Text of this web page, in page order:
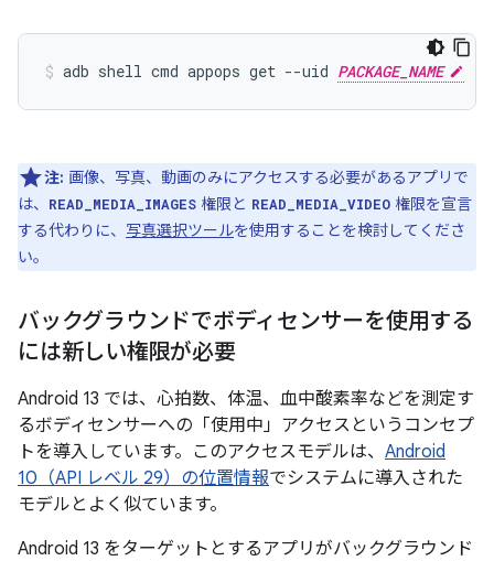
adb shell cmd appops get --uid PACKAGE_NAME
注: 画像、写真、動画のみにアクセスする必要があるアプリで
は、
READ_MEDIA_IMAGES 権限と READ_MEDIA_VIDEO 権限を宣言
する代わりに、 写真選択ツールを使用することを検討してくださ
い。
バックグラウンドでボディセンサーを使用する
には新しい権限が必要
Android 13 では、心拍数、体温、血中酸素率などを測定す
るボディセンサーへの「使用中」アクセスというコンセプ
トを導入しています。このアクセスモデルは、 Android
10（API レベル 29）の位置情報でシステムに導入された
モデルとよく似ています。
Android 13 をターゲットとするアプリがバックグラウンド